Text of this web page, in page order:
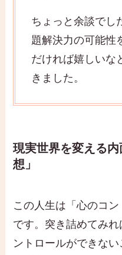
ちょっと余談でし
題解決力の可能性
だければ嬉しいな
きました。
現実世界を変える
想」
この人生は「心のコ
です。突き詰めてみ
ントロールができない